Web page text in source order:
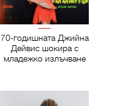
70-годишната Джийна
Дейвис шокира с
младежко излъчване